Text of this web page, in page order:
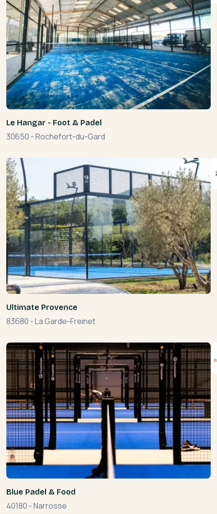
Le Hangar - Foot & Padel
30650 -Rochefort-du-Gard
Ultimate Provence
83680 -La Garde-Freinet
Blue Padel & Food
40180 -Narrosse